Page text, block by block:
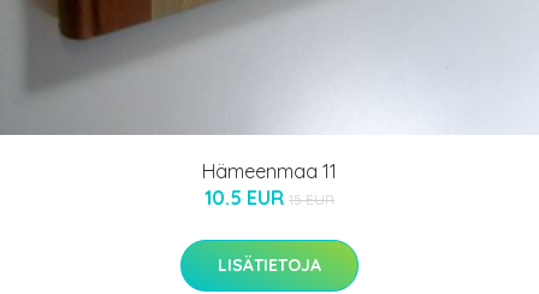
Hämeenmaa 11
10.5 EUR 15 EUR
LISÄTIETOJA